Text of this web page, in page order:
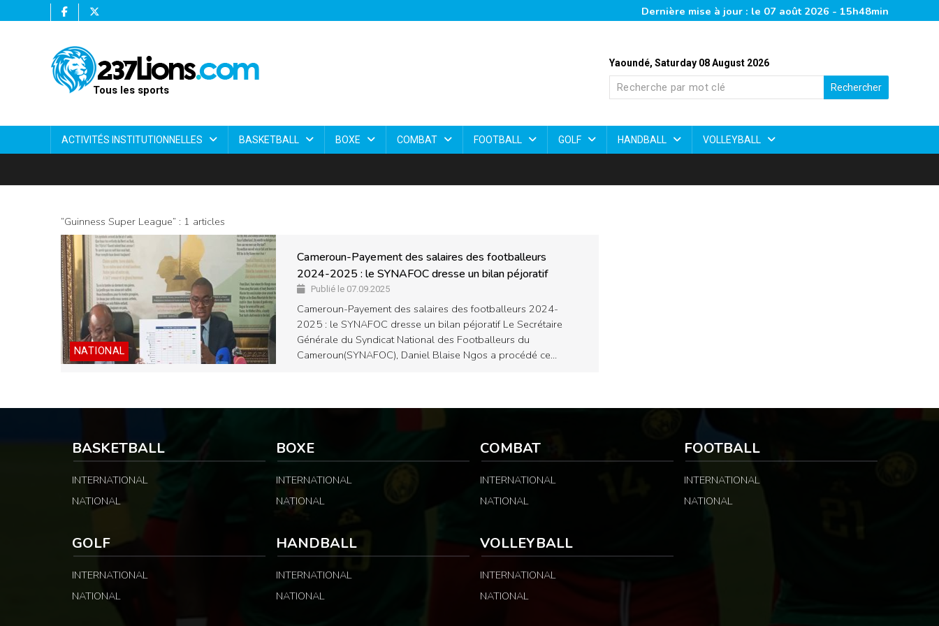
Dernière mise à jour : le 07 août 2026 - 15h48min
Yaoundé, Saturday 08 August 2026
Rechercher
Tous les sports
ACTIVITÉS INSTITUTIONNELLES BASKETBALL BOXE COMBAT FOOTBALL GOLF HANDBALL VOLLEYBALL
“Guinness Super League” : 1 articles
NATIONAL
Cameroun-Payement des salaires des footballeurs
2024-2025 : le SYNAFOC dresse un bilan péjoratif
Publié le 07.09.2025
Cameroun-Payement des salaires des footballeurs 2024-
2025 : le SYNAFOC dresse un bilan péjoratif Le Secrétaire
Générale du Syndicat National des Footballeurs du
Cameroun(SYNAFOC), Daniel Blaise Ngos a procédé ce…
BASKETBALL
INTERNATIONAL
NATIONAL
BOXE
INTERNATIONAL
NATIONAL
COMBAT
INTERNATIONAL
NATIONAL
FOOTBALL
INTERNATIONAL
NATIONAL
GOLF
INTERNATIONAL
NATIONAL
HANDBALL
INTERNATIONAL
NATIONAL
VOLLEYBALL
INTERNATIONAL
NATIONAL